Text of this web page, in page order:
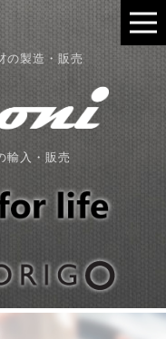
の製造・販売
輸入・販売